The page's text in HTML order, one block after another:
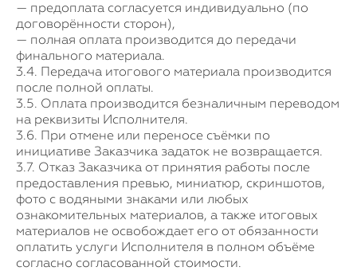
— предоплата согласуется индивидуально (по
договорённости сторон),
— полная оплата производится до передачи
финального материала.
3.4. Передача итогового материала производится
после полной оплаты.
3.5. Оплата производится безналичным переводом
на реквизиты Исполнителя.
3.6. При отмене или переносе съёмки по
инициативе Заказчика задаток не возвращается.
3.7. Отказ Заказчика от принятия работы после
предоставления превью, миниатюр, скриншотов,
фото с водяными знаками или любых
ознакомительных материалов, а также итоговых
материалов не освобождает его от обязанности
оплатить услуги Исполнителя в полном объёме
согласно согласованной стоимости.